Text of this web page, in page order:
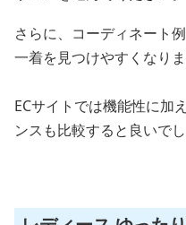
さらに、コーディネート
一着を見つけやすくなりま
ECサイトでは機能性に加
ンスも比較すると良いでし